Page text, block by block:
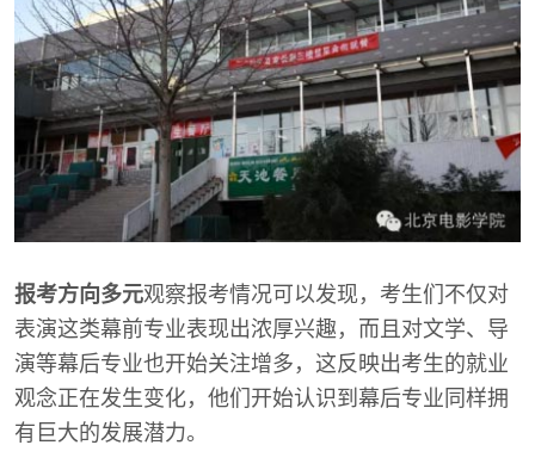
报考方向多元观察报考情况可以发现，考生们不仅对
表演这类幕前专业表现出浓厚兴趣，而且对文学、导
演等幕后专业也开始关注增多，这反映出考生的就业
观念正在发生变化，他们开始认识到幕后专业同样拥
有巨大的发展潜力。